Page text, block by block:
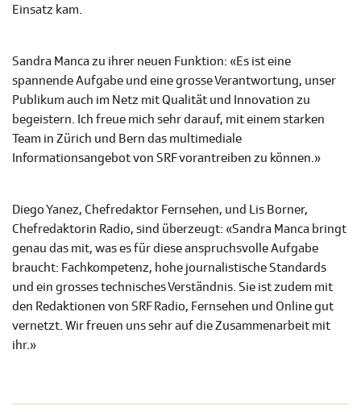
Einsatz kam.
Sandra Manca zu ihrer neuen Funktion: «Es ist eine
spannende Aufgabe und eine grosse Verantwortung, unser
Publikum auch im Netz mit Qualität und Innovation zu
begeistern. Ich freue mich sehr darauf, mit einem starken
Team in Zürich und Bern das multimediale
Informationsangebot von SRF vorantreiben zu können.»
Diego Yanez, Chefredaktor Fernsehen, und Lis Borner,
Chefredaktorin Radio, sind überzeugt: «Sandra Manca bringt
genau das mit, was es für diese anspruchsvolle Aufgabe
braucht: Fachkompetenz, hohe journalistische Standards
und ein grosses technisches Verständnis. Sie ist zudem mit
den Redaktionen von SRF Radio, Fernsehen und Online gut
vernetzt. Wir freuen uns sehr auf die Zusammenarbeit mit
ihr.»